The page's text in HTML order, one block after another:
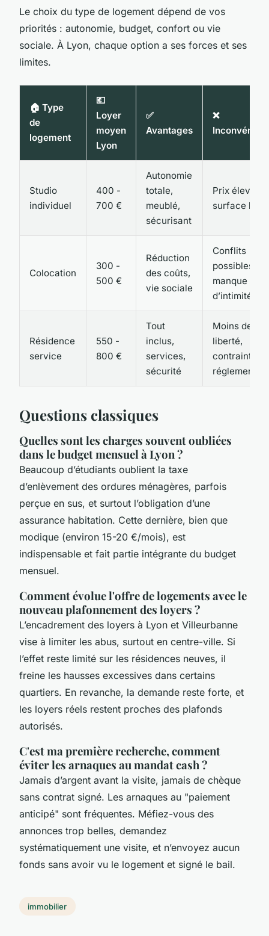
Le choix du type de logement dépend de vos
priorités : autonomie, budget, confort ou vie
sociale. À Lyon, chaque option a ses forces et ses
limites.
🏠 Type
de
logement
💶
Loyer
moyen
Lyon
✅
Avantages
❌
Studio
individuel
400 -
700 €
Autonomie
totale,
meublé,
sécurisant
Prix élevé,
surface
Colocation
300 -
500 €
Réduction
des coûts,
vie sociale
Conflits
possibles,
manque
d’intimité
Résidence
service
550 -
800 €
Tout
inclus,
services,
sécurité
Moins de
liberté,
contraintes
Questions classiques
Quelles sont les charges souvent oubliées
dans le budget mensuel à Lyon ?
Beaucoup d’étudiants oublient la taxe
d’enlèvement des ordures ménagères, parfois
perçue en sus, et surtout l’obligation d’une
assurance habitation. Cette dernière, bien que
modique (environ 15-20 €/mois), est
indispensable et fait partie intégrante du budget
mensuel.
Comment évolue l'offre de logements avec le
nouveau plafonnement des loyers ?
L’encadrement des loyers à Lyon et Villeurbanne
vise à limiter les abus, surtout en centre-ville. Si
l’effet reste limité sur les résidences neuves, il
freine les hausses excessives dans certains
quartiers. En revanche, la demande reste forte, et
les loyers réels restent proches des plafonds
autorisés.
C'est ma première recherche, comment
éviter les arnaques au mandat cash ?
Jamais d’argent avant la visite, jamais de chèque
sans contrat signé. Les arnaques au "paiement
anticipé" sont fréquentes. Méfiez-vous des
annonces trop belles, demandez
systématiquement une visite, et n’envoyez aucun
fonds sans avoir vu le logement et signé le bail.
immobilier